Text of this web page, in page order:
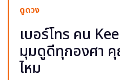
ดูดวง
เบอร์โทร คน
มุมดูดีทุกองศา
ไหม